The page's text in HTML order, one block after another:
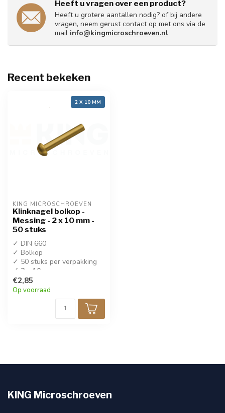
Heeft u vragen over een product?
Heeft u grotere aantallen nodig? of bij andere
vragen, neem gerust contact op met ons via de
mail info@kingmicroschroeven.nl
Recent bekeken
2 X 10 MM
KING MICROSCHROEVEN
Klinknagel bolkop -
Messing - 2 x 10 mm -
50 stuks
✓ DIN 660
✓ Bolkop
✓ 50 stuks per verpakking
✓ 2 x 10 mm
€2,85
Op voorraad
KING Microschroeven